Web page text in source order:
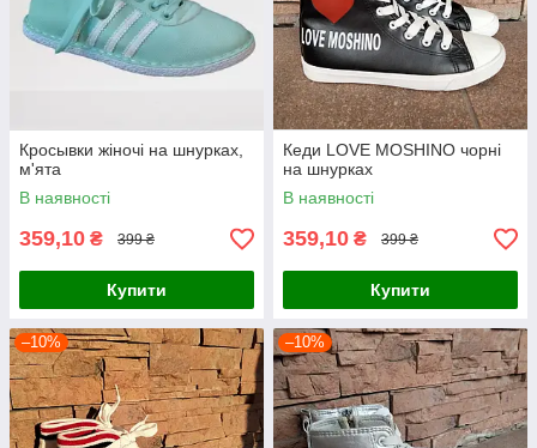
Кросывки жіночі на шнурках,
м'ята
В наявності
359,10 ₴ 399 ₴
Купити
Кеди LOVE MOSHINO чорні
на шнурках
В наявності
359,10 ₴ 399 ₴
Купити
–10% –10%